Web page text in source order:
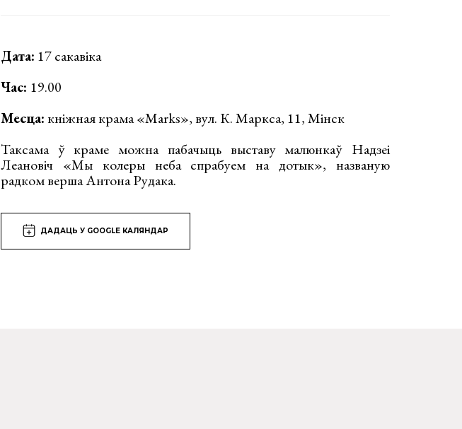
Дата: 17 сакавіка
Час: 19.00
Месца:кніжная крама «Marks», вул. К. Маркса, 11, Мінск
Таксама ў краме можна пабачыць выставу малюнкаў Надзеі
Леановіч «Мы колеры неба спрабуем на дотык», названую
радком верша Антона Рудака.
ДАДАЦЬ У GOOGLE КАЛЯНДАР